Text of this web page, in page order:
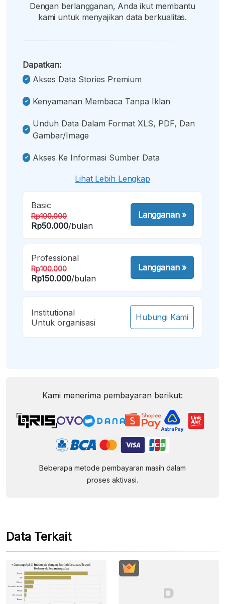
Dengan berlangganan, Anda ikut membantu
kami untuk menyajikan data berkualitas.
Dapatkan:
Akses Data Stories Premium
Kenyamanan Membaca Tanpa Iklan
Unduh Data Dalam Format XLS, PDF, Dan
Gambar/image
Akses Ke Informasi Sumber Data
Lihat Lebih Lengkap
Basic
Rp100.000
Rp50.000/bulan
Langganan»
Professional
Rp100.000
Rp150.000/bulan
Langganan»
Institutional
Untuk organisasi
Hubungi Kami
Kami menerima pembayaran berikut:
Beberapa metode pembayaran masih dalam
proses aktivasi.
Data Terkait